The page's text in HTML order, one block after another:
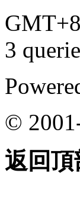
3
©
返回頂